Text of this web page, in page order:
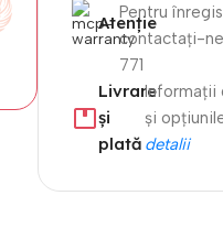
Atenție​
Pentru
contactați-ne
771
Livrare
și
plată
Informații
și
detalii